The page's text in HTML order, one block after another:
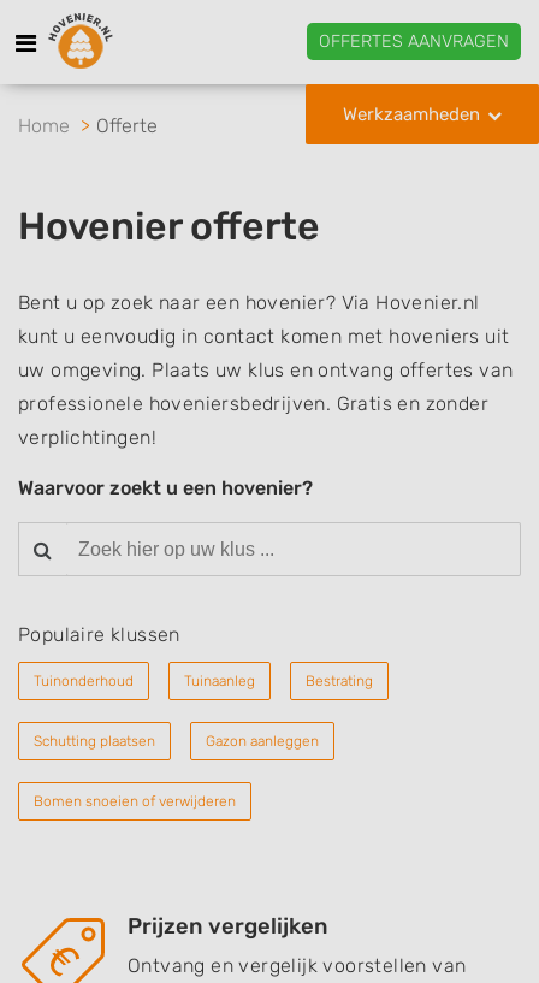
OFFERTES AANVRAGEN
Werkzaamheden
Home Offerte
Hovenier offerte
Bent u op zoek naar een hovenier? Via Hovenier.nl
kunt u eenvoudig in contact komen met hoveniers uit
uw omgeving. Plaats uw klus en ontvang offertes van
professionele hoveniersbedrijven. Gratis en zonder
verplichtingen!
Waarvoor zoekt u een hovenier?
Populaire klussen
Tuinonderhoud Tuinaanleg Bestrating
Schutting plaatsen Gazon aanleggen
Bomen snoeien of verwijderen
Prijzen vergelijken
Ontvang en vergelijk voorstellen van